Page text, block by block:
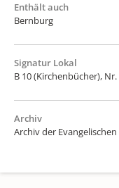
Enthält auch
Bernburg
Signatur Lokal
B 10 (Kirchenbücher), Nr.
Archiv
Archiv der